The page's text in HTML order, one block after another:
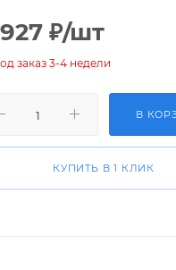
₽/шт
заказ 3-4 недели
В
КУПИТЬ В 1 КЛИК